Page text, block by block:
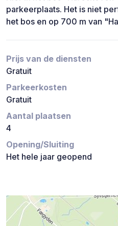
parkeerplaats. Het is niet
het bos en op 700 m van
Prijs van de diensten
Gratuit
Parkeerkosten
Gratuit
Aantal plaatsen
4
Opening/Sluiting
Het hele jaar geopend